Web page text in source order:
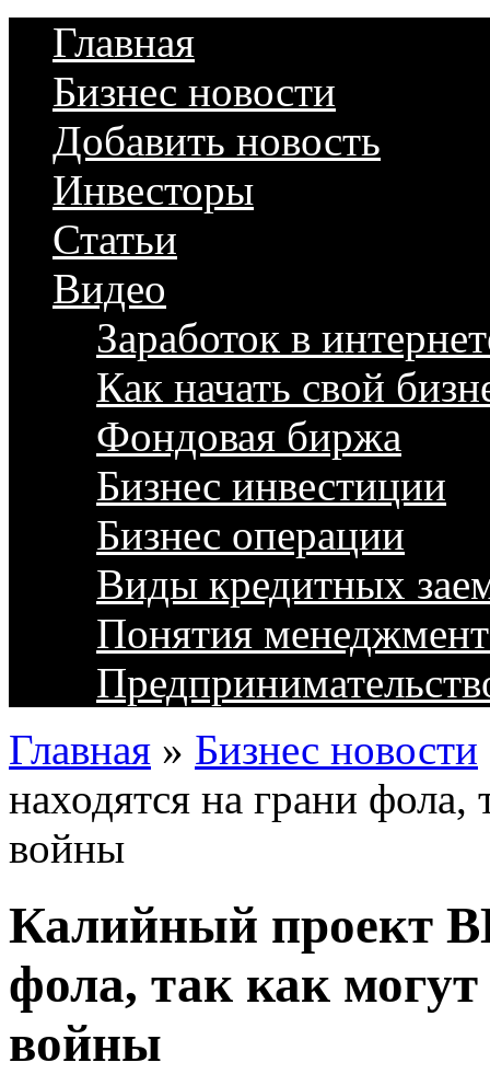
Главная
Бизнес новости
Добавить новость
Инвесторы
Статьи
Видео
Заработок в
Как начать свой
Фондовая биржа
Бизнес инвестиции
Бизнес операции
Виды кредитных
Понятия
Главная » Бизнес новости
находятся на грани фола,
войны
Калийный проект
фола, так как
войны